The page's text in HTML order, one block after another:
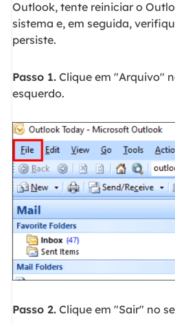
Outlook, tente reiniciar o
sistema e, em seguida,
persiste.
Passo 1.Clique em "Arquivo"
esquerdo.
Passo 2.Clique em "Sair" no